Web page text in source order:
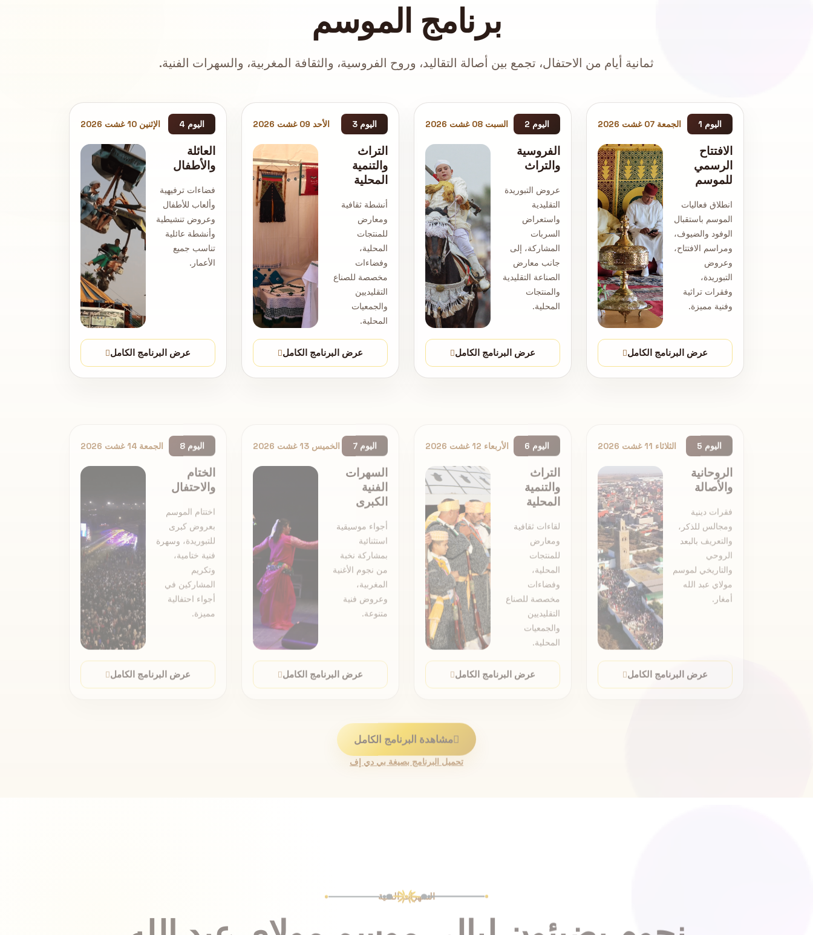
برنامج الموسم
ثمانية أيام من الاحتفال، تجمع بين أصالة التقاليد، وروح الفروسية، والثقافة المغربية، والسهرات الفنية.
اليوم 1 الجمعة 07 غشت 2026
الافتتاح
الرسمي
للموسم
انطلاق فعاليات
الموسم باستقبال
الوفود والضيوف،
ومراسم الافتتاح،
وعروض
التبوريدة،
وفقرات تراثية
وفنية مميزة.
عرض البرنامج الكامل
اليوم 2 السبت 08 غشت 2026
الفروسية
والتراث
عروض التبوريدة
التقليدية
واستعراض
السربات
المشاركة، إلى
جانب معارض
الصناعة التقليدية
والمنتجات
المحلية.
عرض البرنامج الكامل
اليوم 3 الأحد 09 غشت 2026
التراث
والتنمية
المحلية
أنشطة ثقافية
ومعارض
للمنتجات
المحلية،
وفضاءات
مخصصة للصناع
التقليديين
والجمعيات
المحلية.
عرض البرنامج الكامل
اليوم 4 الإثنين 10 غشت 2026
العائلة
والأطفال
فضاءات ترفيهية
وألعاب للأطفال
وعروض تنشيطية
وأنشطة عائلية
تناسب جميع
الأعمار.
عرض البرنامج الكامل
الروحانية
والأصالة
فقرات دينية
ومجالس للذكر،
والتعريف بالبعد
الروحي
والتاريخي لموسم
مولاي عبد الله
أمغار.
عرض البرنامج الكامل
التراث
والتنمية
المحلية
لقاءات ثقافية
ومعارض
للمنتجات
المحلية،
وفضاءات
مخصصة للصناع
التقليديين
والجمعيات
المحلية.
عرض البرنامج الكامل
السهرات
الفنية
الكبرى
أجواء موسيقية
استثنائية
بمشاركة نخبة
من نجوم الأغنية
المغربية،
وعروض فنية
متنوعة.
عرض البرنامج الكامل
الختام
والاحتفال
اختتام الموسم
بعروض كبرى
للتبوريدة، وسهرة
فنية ختامية،
وتكريم
المشاركين في
أجواء احتفالية
مميزة.
عرض البرنامج الكامل
نجوم يضيئون ليالي موسم مولاي عبد الله